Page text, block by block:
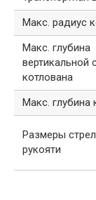
Макс. радиус
Макс. глубина
вертикальной
котлована
Макс. глубина
Размеры
рукояти